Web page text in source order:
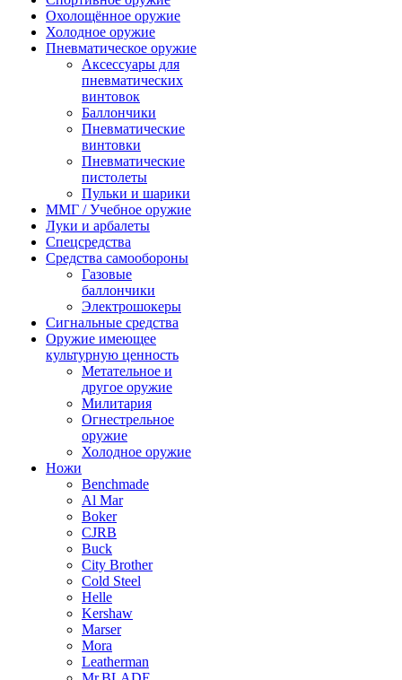
Охолощённое оружие
Холодное оружие
Пневматическое оружие
Аксессуары для
пневматических
винтовок
Баллончики
Пневматические
винтовки
Пневматические
пистолеты
Пульки и шарики
ММГ / Учебное оружие
Луки и арбалеты
Спецсредства
Средства самообороны
Газовые
баллончики
Электрошокеры
Сигнальные средства
Оружие имеющее
культурную ценность
Метательное и
другое оружие
Милитария
Огнестрельное
оружие
Холодное оружие
Ножи
Benchmade
Al Mar
Boker
CJRB
Buck
City Brother
Cold Steel
Helle
Kershaw
Marser
Mora
Leatherman